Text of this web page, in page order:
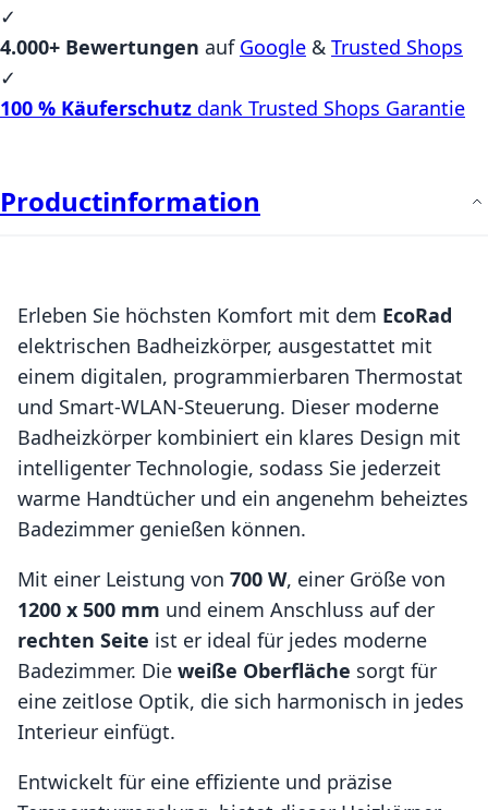
✓
4.000+ Bewertungen auf Google & Trusted Shops
✓
100 % Käuferschutz dank Trusted Shops Garantie
Productinformation
Erleben Sie höchsten Komfort mit dem EcoRad
elektrischen Badheizkörper, ausgestattet mit
einem digitalen, programmierbaren Thermostat
und Smart-WLAN-Steuerung. Dieser moderne
Badheizkörper kombiniert ein klares Design mit
intelligenter Technologie, sodass Sie jederzeit
warme Handtücher und ein angenehm beheiztes
Badezimmer genießen können.
Mit einer Leistung von 700 W, einer Größe von
1200 x 500 mm und einem Anschluss auf der
rechten Seite ist er ideal für jedes moderne
Badezimmer. Die weiße Oberfläche sorgt für
eine zeitlose Optik, die sich harmonisch in jedes
Interieur einfügt.
Entwickelt für eine effiziente und präzise